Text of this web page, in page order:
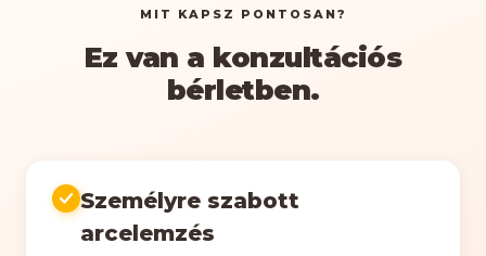
MIT KAPSZ PONTOSAN?
Ez van a konzultációs
bérletben.
Személyre szabott
arcelemzés